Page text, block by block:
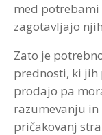
med
zagotavljajo
Zato je
prednosti, ki jih
prodajo pa
razumevanju
pričakovanj